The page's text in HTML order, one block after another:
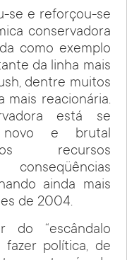
se e reforçou-se
conservadora
como exemplo
da linha mais
dentre muitos
mais reacionária.
está se
novo e brutal
recursos
ainda mais
de 2004.
do “escândalo
fazer política, de